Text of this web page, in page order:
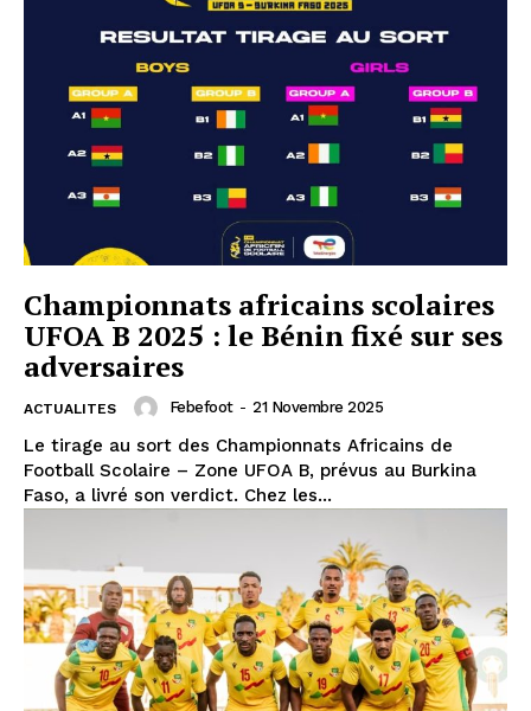
Championnats africains scolaires
UFOA B 2025 : le Bénin fixé sur ses
adversaires
ACTUALITES Febefoot - 21 Novembre 2025
Le tirage au sort des Championnats Africains de
Football Scolaire – Zone UFOA B, prévus au Burkina
Faso, a livré son verdict. Chez les...